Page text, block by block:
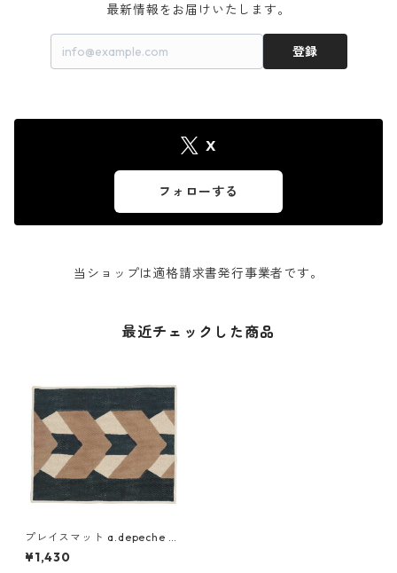
最新情報をお届けいたします。
登録
X
フォローする
当ショップは適格請求書発行事業者です。
最近チェックした商品
プレイスマット a.depeche m
on chemin lunchon アデペシ
ュ モンシュマン ランチョンマ
¥1,430